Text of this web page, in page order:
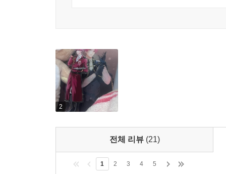
2
전체 리뷰 (21)
1 2 3 4 5